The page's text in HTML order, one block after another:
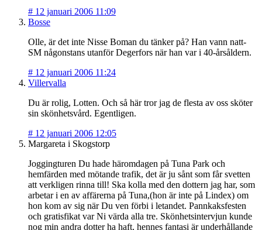
# 12 januari 2006 11:09
Bosse
Olle, är det inte Nisse Boman du tänker på? Han vann natt-
SM någonstans utanför Degerfors när han var i 40-årsåldern.
# 12 januari 2006 11:24
Villervalla
Du är rolig, Lotten. Och så här tror jag de flesta av oss sköter
sin skönhetsvård. Egentligen.
# 12 januari 2006 12:05
Margareta i Skogstorp
Joggingturen Du hade häromdagen på Tuna Park och
hemfärden med mötande trafik, det är ju sånt som får svetten
att verkligen rinna till! Ska kolla med den dottern jag har, som
arbetar i en av affärerna på Tuna,(hon är inte på Lindex) om
hon kom av sig när Du ven förbi i letandet. Pannkaksfesten
och gratisfikat var Ni värda alla tre. Skönhetsintervjun kunde
nog min andra dotter ha haft, hennes fantasi är underhållande